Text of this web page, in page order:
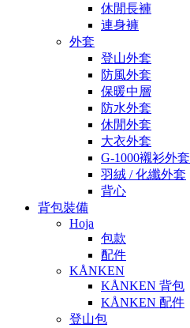
休閒長褲
連身褲
外套
登山外套
防風外套
保暖中層
防水外套
休閒外套
大衣外套
G-1000襯衫外套
羽絨 / 化纖外套
背心
背包裝備
Hoja
包款
配件
KÅNKEN
KÅNKEN 背包
KÅNKEN 配件
登山包